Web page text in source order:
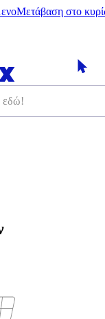
Μετάβαση στο